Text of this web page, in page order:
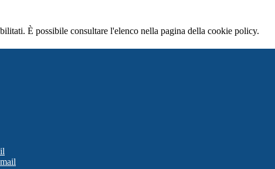
È possibile consultare l'elenco nella pagina della cookie policy.